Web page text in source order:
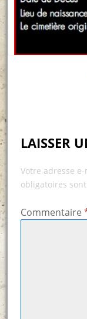
LAISSER
Votre adresse
obligatoires
Commentaire